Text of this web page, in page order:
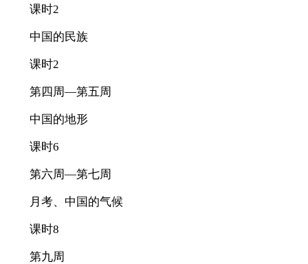
课时2
中国的民族
课时2
第四周—第五周
中国的地形
课时6
第六周—第七周
月考、中国的气候
课时8
第九周